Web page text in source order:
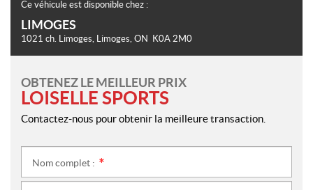
Ce véhicule est disponible chez :
LIMOGES
1021 ch. Limoges Limoges , ON K0A 2M0
OBTENEZ LE MEILLEUR PRIX
LOISELLE SPORTS
Contactez-nous pour obtenir la meilleure transaction.
Nom complet :